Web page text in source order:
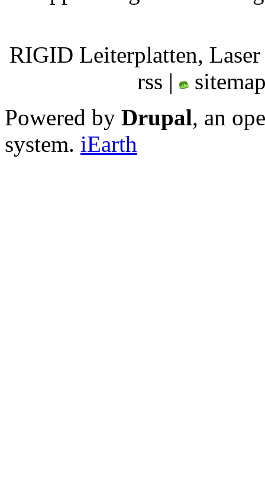
RIGID Leiterplatten,
rss |
Powered by Drupal, an
system. iEarth